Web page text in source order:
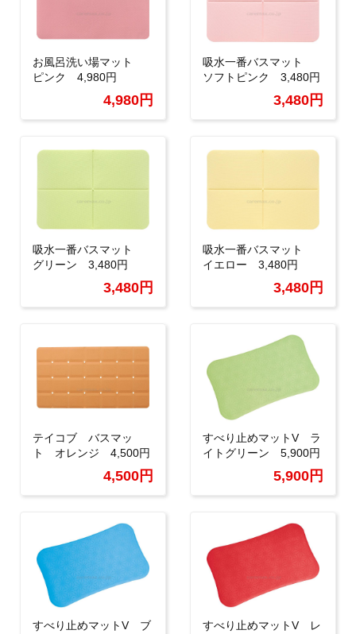
お風呂洗い場マット
ピンク 4,980円
4,980円
吸水一番バスマット
ソフトピンク 3,480円
3,480円
吸水一番バスマット
グリーン 3,480円
3,480円
吸水一番バスマット
イエロー 3,480円
3,480円
テイコブ バスマッ
ト オレンジ 4,500円
4,500円
すべり止めマットV ラ
イトグリーン 5,900円
5,900円
すべり止めマットV ブ すべり止めマットV レ